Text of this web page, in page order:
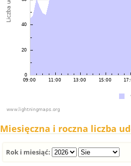
Miesięczna i roczna liczba
Rok i miesiąć: